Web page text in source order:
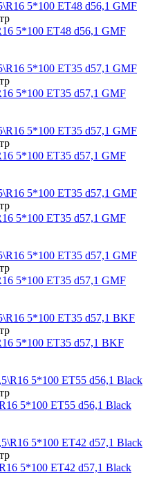
5*100 ET48 d56,1 GMF
5*100 ET35 d57,1 GMF
5*100 ET35 d57,1 GMF
5*100 ET35 d57,1 GMF
5*100 ET35 d57,1 GMF
5*100 ET35 d57,1 BKF
5*100 ET55 d56,1 Black
5*100 ET42 d57,1 Black